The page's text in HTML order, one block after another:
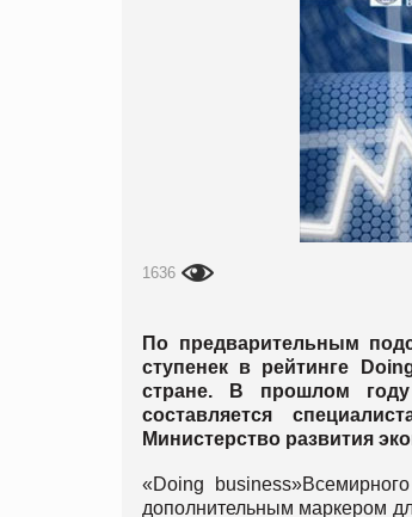
1636
По предварительным
ступенек в рейтинге
стране. В прошлом году
составляется
Министерство развития
«Doing
дополнительным маркером